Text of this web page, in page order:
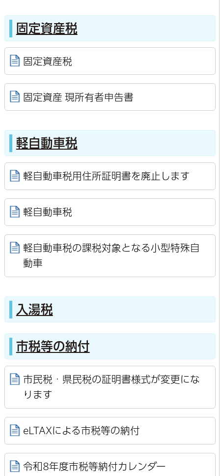
固定資産税
固定資産税
固定資産 現所有者申告書
軽自動車税
軽自動車税用住所証明書を廃止します
軽自動車税
軽自動車税の課税対象となる小型特殊自
動車
入湯税
市税等の納付
市民税・県民税の証明書様式が変更にな
ります
eLTAXによる市税等の納付
令和8年度市税等納付カレンダー